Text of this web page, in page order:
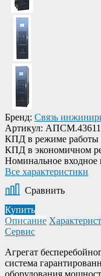
Бренд: Связь
Артикул:
КПД в режиме работы
КПД в экономичном
Номинальное входное
Все характеристики
Сравнить
Купить
Описание
Сервис
Агрегат
система
оборудования